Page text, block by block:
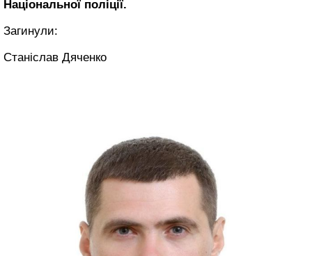
Національної поліції.
Загинули:
Станіслав Дяченко